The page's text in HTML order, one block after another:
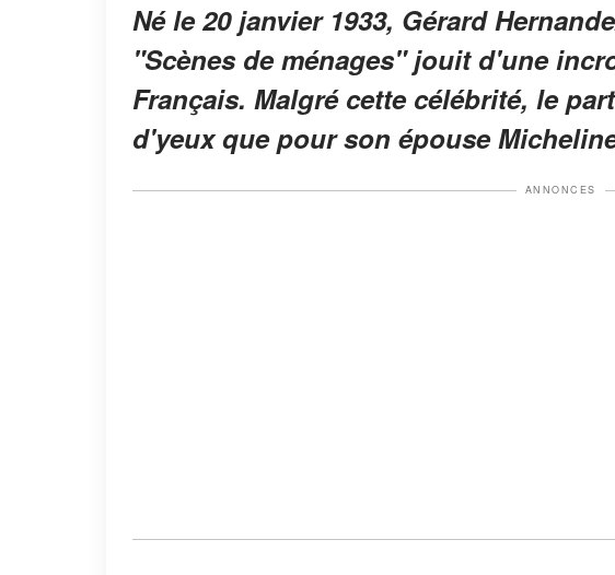
Né le 20 janvier 1933, Gérard
"Scènes de ménages" jouit d'une
Français. Malgré cette célébrité, le
d'yeux que pour son épouse
ANNONCES